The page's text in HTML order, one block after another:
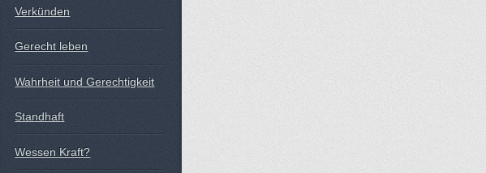
Verkünden
Gerecht leben
Wahrheit und Gerechtigkeit
Standhaft
Wessen Kraft?